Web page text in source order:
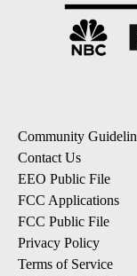
Community
Contact Us
EEO Public File
FCC Applications
FCC Public File
Privacy Policy
Terms of Service